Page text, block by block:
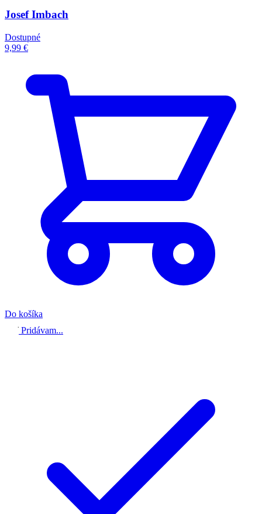
Josef Imbach
Dostupné
9,99 €
Do košíka
Pridávam...